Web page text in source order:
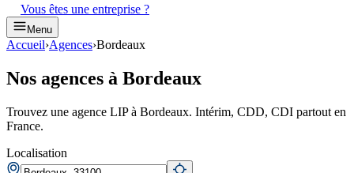
Vous êtes une entreprise ?
Menu
Accueil›Agences›Bordeaux
Nos agences à Bordeaux
Trouvez une agence LIP à Bordeaux. Intérim, CDD, CDI partout en
France.
Localisation